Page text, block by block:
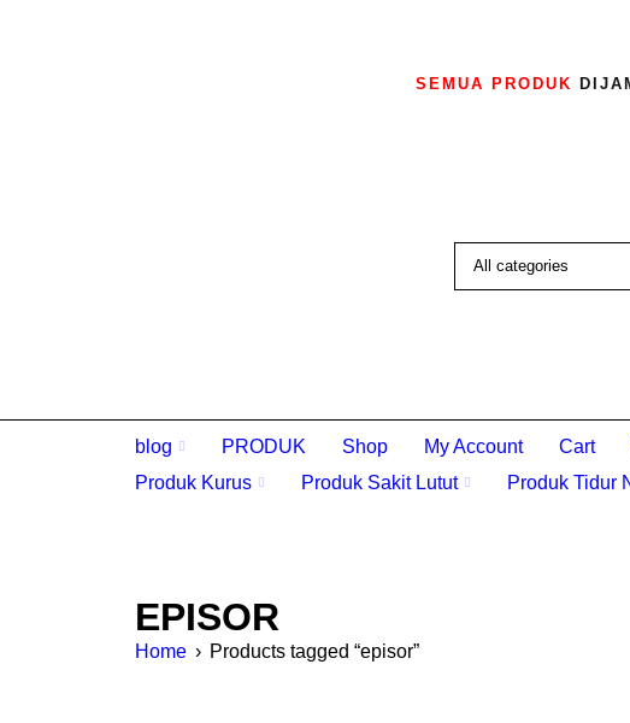
SEMUA PRODUK
blog PRODUK Shop My Account Cart
Produk Kurus
Produk Sakit Lutut Produk Tidur
EPISOR
Home › Products tagged “episor”